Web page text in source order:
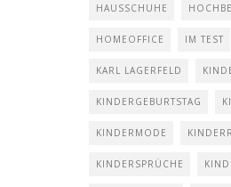
HAUSSCHUHE
HOMEOFFICE IM TEST
KARL LAGERFELD
KINDERGEBURTSTAG
KINDERMODE
KINDERSPRÜCHE